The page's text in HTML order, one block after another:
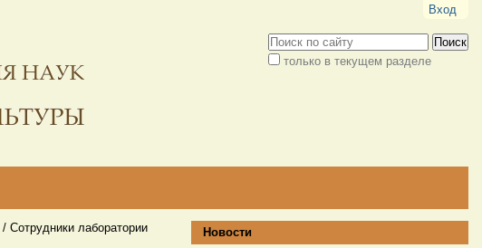
Вход
Поиск
только в текущем разделе
/Сотрудники лаборатории
Новости